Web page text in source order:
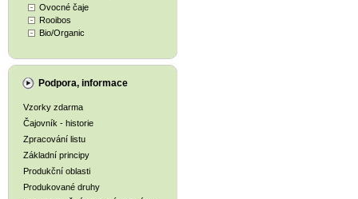
Ovocné čaje
Rooibos
Bio/Organic
Podpora, informace
Vzorky zdarma
Čajovník - historie
Zpracování listu
Základní principy
Produkční oblasti
Produkované druhy